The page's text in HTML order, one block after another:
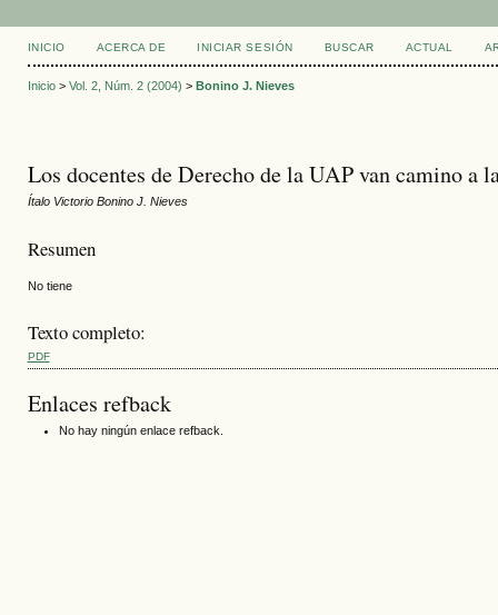
INICIO ACERCA DE INICIAR SESIÓN BUSCAR ACTUAL
Inicio> Vol. 2, Núm. 2 (2004) > Bonino J. Nieves
Los docentes de Derecho de la UAP van camino a
Ítalo Victorio Bonino J. Nieves
Resumen
No tiene
Texto completo:
PDF
Enlaces refback
No hay ningún enlace refback.